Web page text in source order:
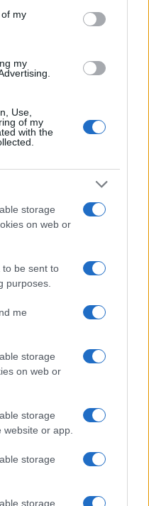
my
my
Use,
of my
with the
storage
on web or
to be sent to
purposes.
me
storage
on web or
storage
or app.
storage
storage
antikanceroznih